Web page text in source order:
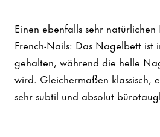
Einen ebenfalls sehr
French-Nails: Das Nagelbett ist
gehalten, während die helle
wird. Gleichermaßen klassisch,
sehr subtil und absolut